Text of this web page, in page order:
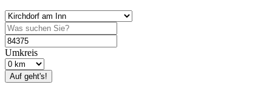
Umkreis
Auf geht's!